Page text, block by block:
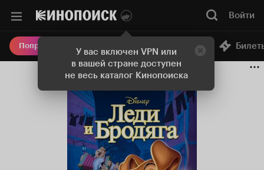
У вас включен VPN или
в вашей стране доступен
не весь каталог Кинопоиска
Войти
Попробовать Плюс Онлайн-кинотеатр